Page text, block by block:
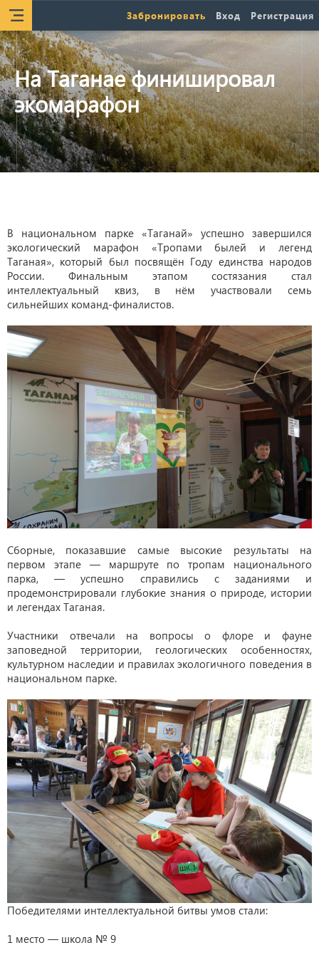
Забронировать Вход Регистрация
На Таганае финишировал
экомарафон
В национальном парке «Таганай» успешно завершился
экологический марафон «Тропами былей и легенд
Таганая», который был посвящён Году единства народов
России. Финальным этапом состязания стал
интеллектуальный квиз, в нём участвовали семь
сильнейших команд-финалистов.
Сборные, показавшие самые высокие результаты на
первом этапе — маршруте по тропам национального
парка, — успешно справились с заданиями и
продемонстрировали глубокие знания о природе, истории
и легендах Таганая.
Участники отвечали на вопросы о флорe и фауне
заповедной территории, геологических особенностях,
культурном наследии и правилах экологичного поведения в
национальном парке.
Победителями интеллектуальной битвы умов стали:
1 место — школа № 9